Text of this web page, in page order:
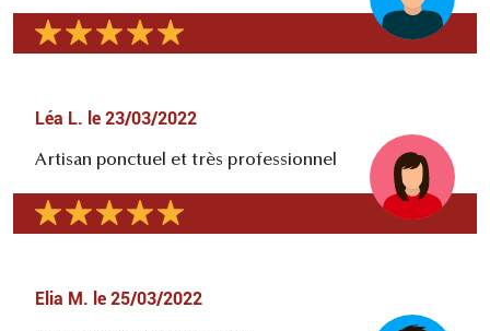
Léa L. le 23/03/2022
Artisan ponctuel et très professionnel
Elia M. le 25/03/2022